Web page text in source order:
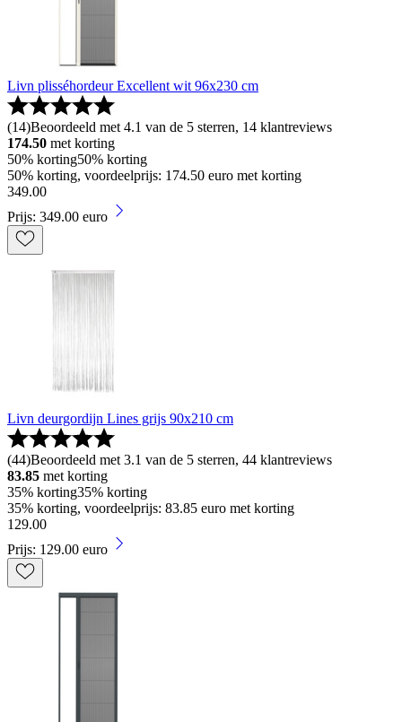
Livn plisséhordeur Excellent wit 96x230 cm
(14)Beoordeeld met 4.1 van de 5 sterren, 14 klantreviews
174.50 met korting
50% korting50% korting
50% korting, voordeelprijs: 174.50 euro met korting
349.00
Prijs: 349.00 euro
Livn deurgordijn Lines grijs 90x210 cm
(44)Beoordeeld met 3.1 van de 5 sterren, 44 klantreviews
83.85 met korting
35% korting35% korting
35% korting, voordeelprijs: 83.85 euro met korting
129.00
Prijs: 129.00 euro